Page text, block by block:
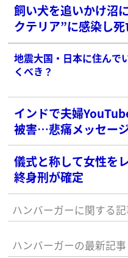
飼い犬を追いかけ沼
クテリア”に感染し死
地震大国・日本に住んで
くべき？
インドで夫婦
被害…悲痛メッセー
当に悲しい事件」
儀式と称して女性を
終身刑が確定
ハンバーガーに関する
ハンバーガーの最新記事